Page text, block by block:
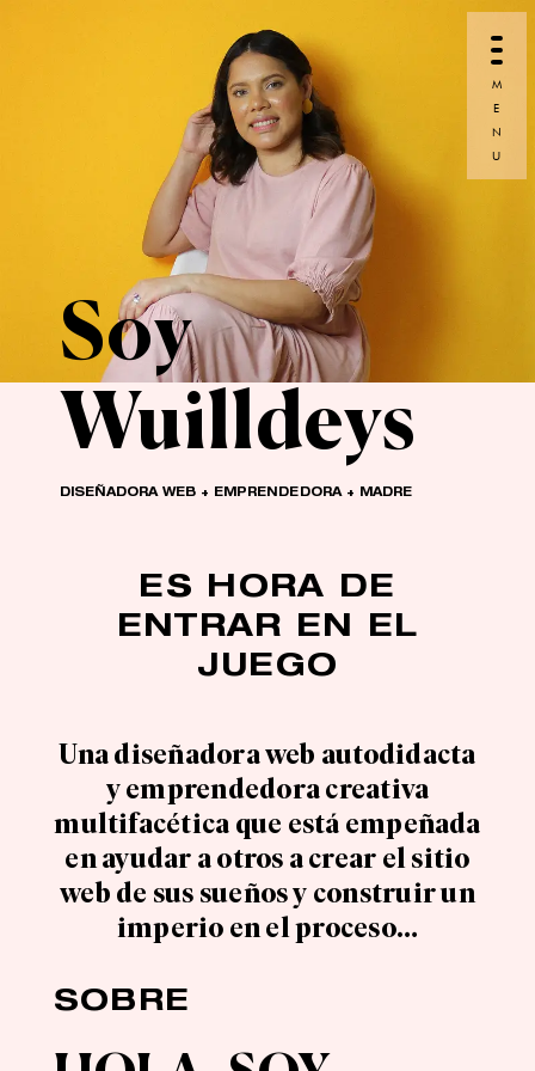
M
E
N
U
Soy
Wuilldeys
DISEÑADORA WEB + EMPRENDEDORA + MADRE
ES HORA DE
ENTRAR EN EL
JUEGO
Una diseñadora web autodidacta
y emprendedora creativa
multifacética que está empeñada
en ayudar a otros a crear el sitio
web de sus sueños y construir un
imperio en el proceso…
SOBRE